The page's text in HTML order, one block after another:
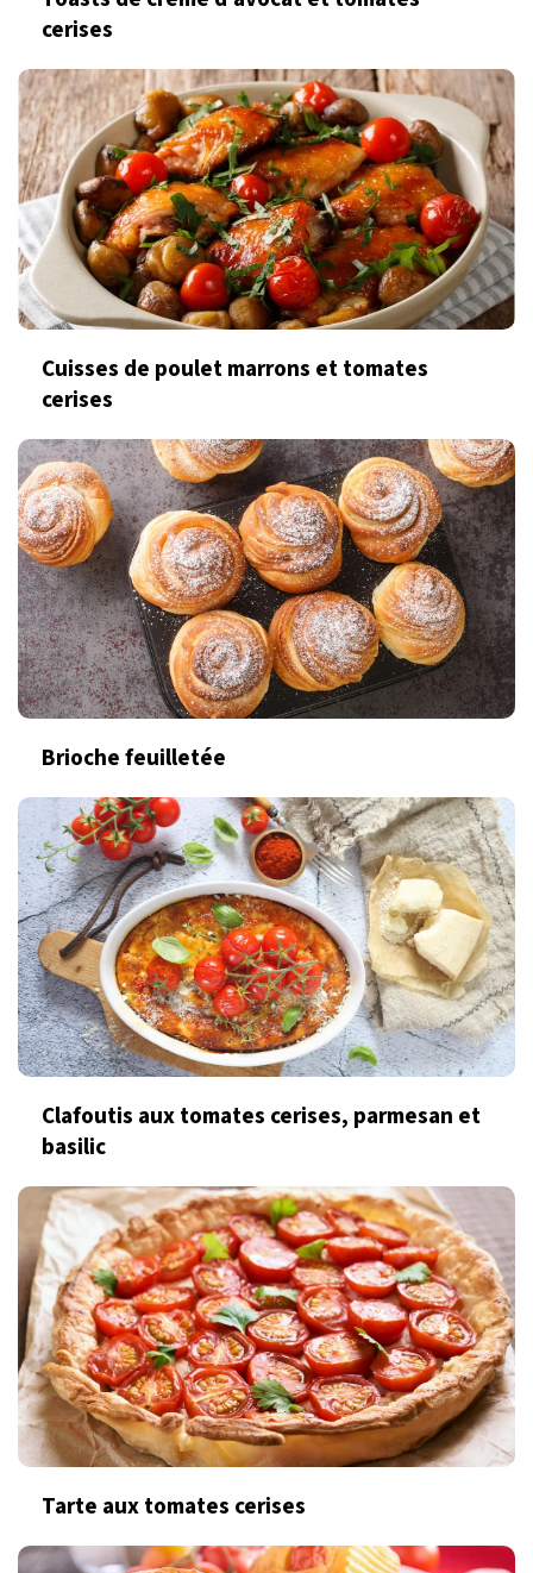
cerises
Cuisses de poulet marrons et tomates
cerises
Brioche feuilletée
Clafoutis aux tomates cerises, parmesan et
basilic
Tarte aux tomates cerises